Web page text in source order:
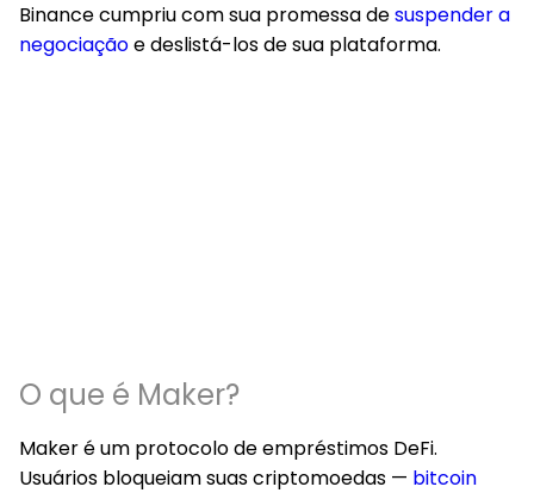
Binance cumpriu com sua promessa desuspender a
negociaçãoe deslistá-los de sua plataforma.
O que é Maker?
Maker é um protocolo de empréstimos DeFi.
Usuários bloqueiam suas criptomoedas — bitcoin